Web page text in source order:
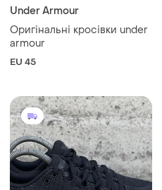
Under Armour
Оригінальні кросівки under
armour
EU 45